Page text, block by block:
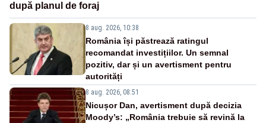
după planul de foraj
8 aug. 2026, 10:38
România își păstrează ratingul
recomandat investițiilor. Un semnal
pozitiv, dar și un avertisment pentru
autorități
8 aug. 2026, 08:51
Nicușor Dan, avertisment după decizia
Moody’s: „România trebuie să revină la